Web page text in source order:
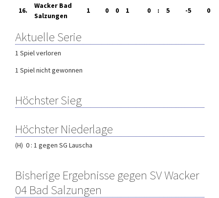
16.
Wacker Bad
Salzungen
1 0 0 1 0 : 5 -5 0
Aktuelle Serie
1 Spiel verloren
1 Spiel nicht gewonnen
Höchster Sieg
Höchster Niederlage
(H) 0 : 1 gegen SG Lauscha
Bisherige Ergebnisse gegen SV Wacker
04 Bad Salzungen